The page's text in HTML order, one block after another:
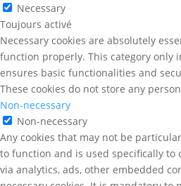
Necessary
Toujours activé
Necessary cookies are absolutely
function properly. This category only
ensures basic functionalities and
These cookies do not store any
Non-necessary
Non-necessary
Any cookies that may not be
to function and is used specifically to
via analytics, ads, other embedded